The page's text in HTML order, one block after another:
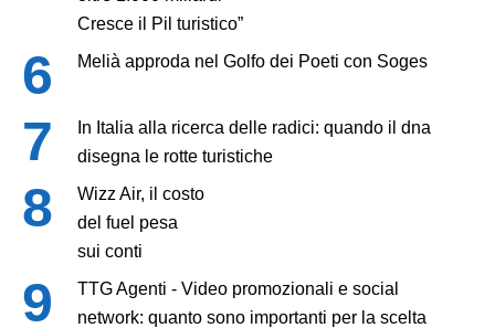
Cresce il Pil turistico”
Melià approda nel Golfo dei Poeti con Soges
In Italia alla ricerca delle radici: quando il dna
disegna le rotte turistiche
Wizz Air, il costo
del fuel pesa
sui conti
TTG Agenti - Video promozionali e social
network: quanto sono importanti per la scelta